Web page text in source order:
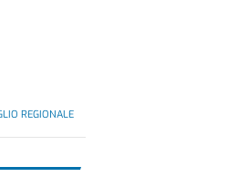
REGIONALE